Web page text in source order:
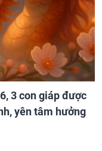
3 con giáp được
yên tâm hưởng